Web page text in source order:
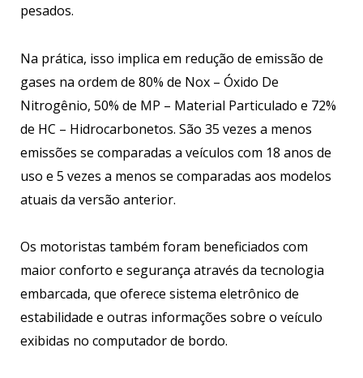
pesados.
Na prática, isso implica em redução de emissão de
gases na ordem de 80% de Nox – Óxido De
Nitrogênio, 50% de MP – Material Particulado e 72%
de HC – Hidrocarbonetos. São 35 vezes a menos
emissões se comparadas a veículos com 18 anos de
uso e 5 vezes a menos se comparadas aos modelos
atuais da versão anterior.
Os motoristas também foram beneficiados com
maior conforto e segurança através da tecnologia
embarcada, que oferece sistema eletrônico de
estabilidade e outras informações sobre o veículo
exibidas no computador de bordo.